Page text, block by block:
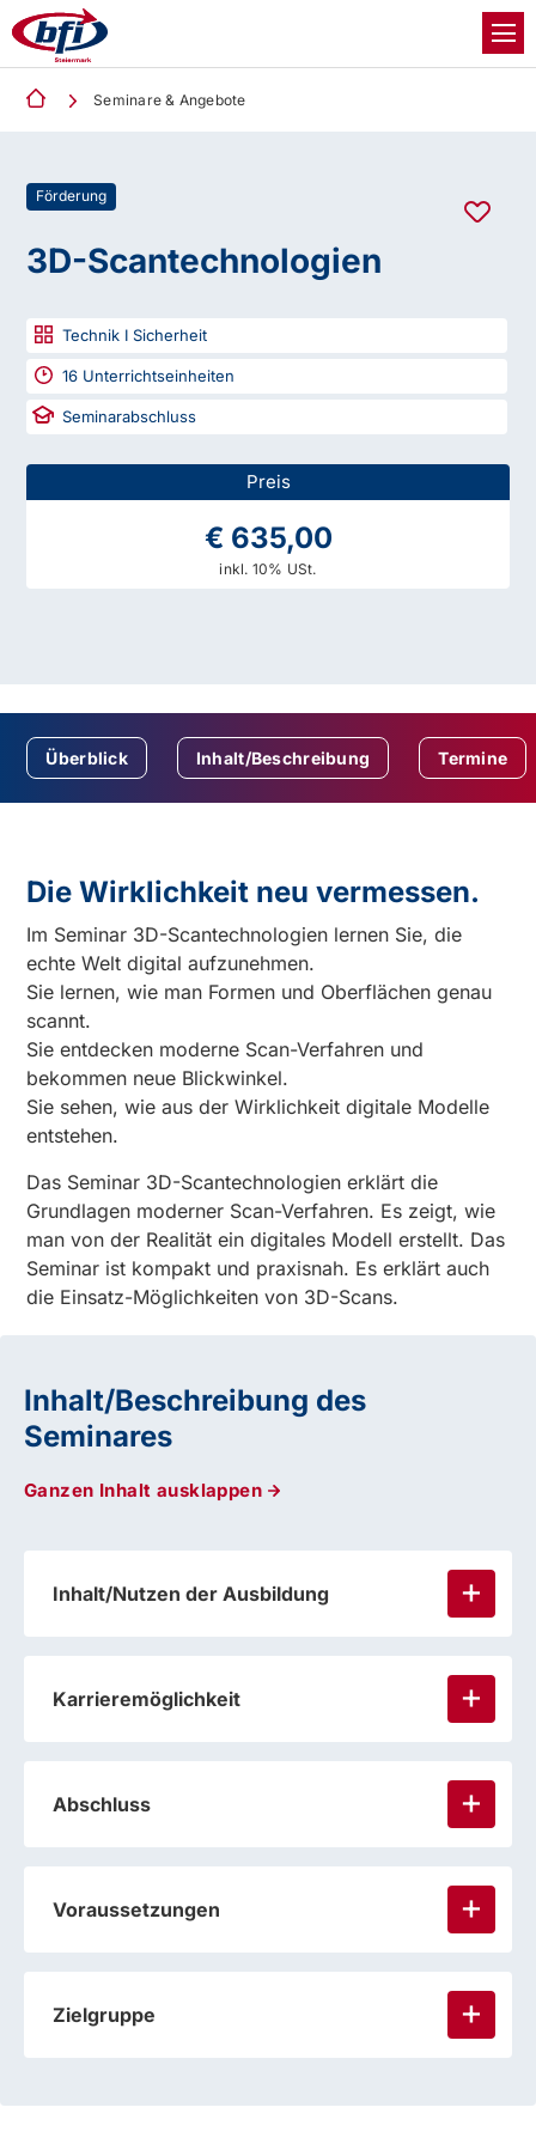
Seminare & Angebote
Förderung
3D-Scantechnologien
Technik I Sicherheit
16 Unterrichtseinheiten
Seminarabschluss
Preis
€ 635,00
inkl. 10% USt.
Überblick Inhalt/Beschreibung Termine
Die Wirklichkeit neu vermessen.
Im Seminar 3D-Scantechnologien lernen Sie, die
echte Welt digital aufzunehmen.
Sie lernen, wie man Formen und Oberflächen genau
scannt.
Sie entdecken moderne Scan-Verfahren und
bekommen neue Blickwinkel.
Sie sehen, wie aus der Wirklichkeit digitale Modelle
entstehen.
Das Seminar 3D-Scantechnologien erklärt die
Grundlagen moderner Scan-Verfahren. Es zeigt, wie
man von der Realität ein digitales Modell erstellt. Das
Seminar ist kompakt und praxisnah. Es erklärt auch
die Einsatz-Möglichkeiten von 3D-Scans.
Inhalt/Beschreibung des
Seminares
Ganzen Inhalt ausklappen
Inhalt/Nutzen der Ausbildung
Karrieremöglichkeit
Abschluss
Voraussetzungen
Zielgruppe